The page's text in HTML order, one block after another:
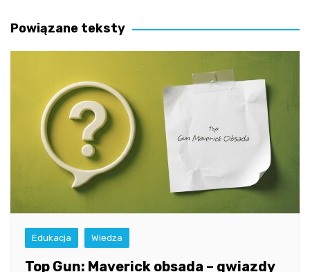
wpisu
Powiązane teksty
Edukacja Wiedza
Top Gun: Maverick obsada – gwiazdy